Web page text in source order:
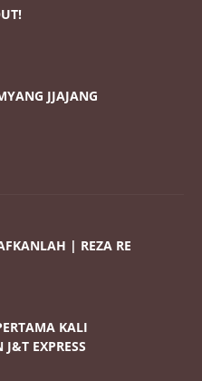
JJAJANG
| REZA RE
KALI
EXPRESS